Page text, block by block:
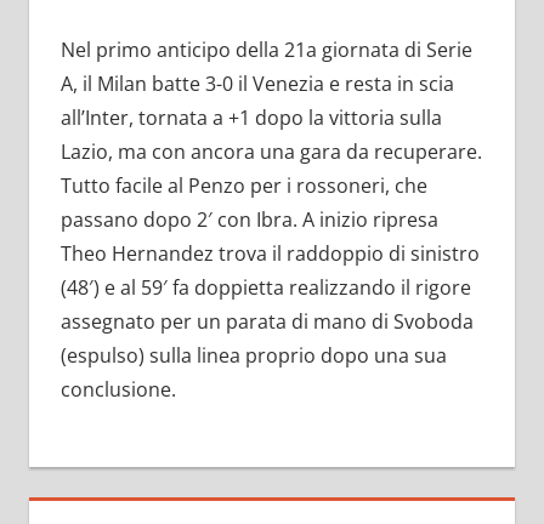
Nel primo anticipo della 21a giornata di Serie
A, il Milan batte 3-0 il Venezia e resta in scia
all’Inter, tornata a +1 dopo la vittoria sulla
Lazio, ma con ancora una gara da recuperare.
Tutto facile al Penzo per i rossoneri, che
passano dopo 2′ con Ibra. A inizio ripresa
Theo Hernandez trova il raddoppio di sinistro
(48′) e al 59′ fa doppietta realizzando il rigore
assegnato per un parata di mano di Svoboda
(espulso) sulla linea proprio dopo una sua
conclusione.